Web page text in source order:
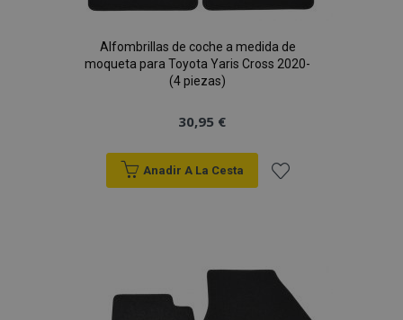
Alfombrillas de coche a medida de
moqueta para Toyota Yaris Cross 2020-
(4 piezas)
30,95 €
Anadir A La Cesta
Lista